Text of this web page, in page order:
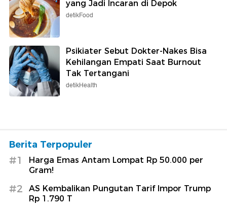
yang Jadi Incaran di Depok
detikFood
Psikiater Sebut Dokter-Nakes Bisa
Kehilangan Empati Saat Burnout
Tak Tertangani
detikHealth
Berita Terpopuler
#1
Harga Emas Antam Lompat Rp 50.000 per
Gram!
#2
AS Kembalikan Pungutan Tarif Impor Trump
Rp 1.790 T